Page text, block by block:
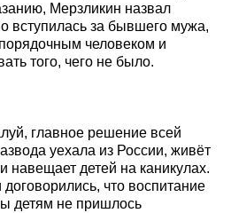
Мерзликин назвал
вступилась за бывшего мужа,
человеком и
того, чего не было.
главное решение всей
уехала из России, живёт
навещает детей на каникулах.
что воспитание
детям не пришлось